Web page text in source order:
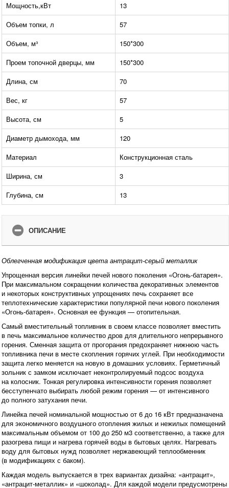
Мощность,кВт
13
Объем топки, л
57
Объем, м³
150*300
Проем топочной дверцы, мм
150*300
Длина, см
70
Вес, кг
57
Высота, см
5
Диаметр дымохода, мм
120
Материал
Конструкционная сталь
Ширина, см
3
Глубина, см
13
ОПИСАНИЕ
Облегченная модификация цвета антрацит-серый металлик
Упрощенная версия линейки печей нового поколения «Огонь-батарея».
При максимальном сокращении количества декоративных элементов
и некоторых конструктивных упрощениях печь сохраняет все
теплотехнические характеристики популярной печи нового поколения
«Огонь-батарея». Основная ее функция — отопительная.
Самый вместительный топливник в своем классе позволяет вместить
в печь максимальное количество дров для длительного непрерывного
горения. Сменная защита от прогорания предохраняет нижнюю часть
топливника печи в месте скопления горячих углей. При необходимости
защита легко меняется на новую в домашних условиях. Герметичный
зольник с замком исключает неконтролируемый подсос воздуха
на колосник. Тонкая регулировка интенсивности горения позволяет
бесступенчато выбирать любой режим горения — от интенсивного
до полного затухания печи.
Линейка печей номинальной мощностью от 6 до 16 кВт предназначена
для экономичного воздушного отопления жилых и нежилых помещений
максимальным объемом от 100 до 250 м3 соответственно, а также для
разогрева пищи и нагрева горячей воды в бытовых целях. Нагревать
воду для бытовых нужд позволяет нержавеющий теплообменник
(в модификациях с баком).
Каждая модель выпускается в трех вариантах дизайна: «антрацит»,
«антрацит-металлик» и «шоколад». Для каждой модели предусмотрены